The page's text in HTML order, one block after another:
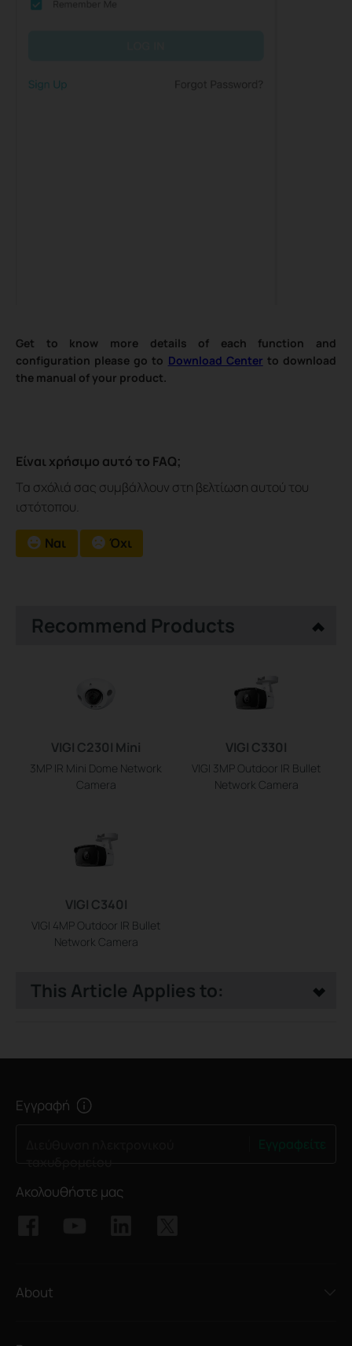
Get to know more details of each function and
configuration please go to Download Center to download
the manual of your product.
Είναι χρήσιμο αυτό το FAQ;
Τα σχόλιά σας συμβάλλουν στη βελτίωση αυτού του
ιστότοπου.
Ναι Όχι
Recommend Products
VIGI C230I Mini
3MP IR Mini Dome Network
Camera
VIGI C330I
VIGI 3MP Outdoor IR Bullet
Network Camera
VIGI C340I
VIGI 4MP Outdoor IR Bullet
Network Camera
This Article Applies to:
Εγγραφή
Ακολουθήστε μας
About